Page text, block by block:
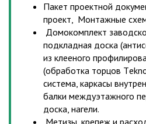
Пакет проектной
проект, Монтажные
Домокомплект
подкладная доска
из клееного
(обработка торцов
система, каркасы
балки междуэтажного
доска, нагели.